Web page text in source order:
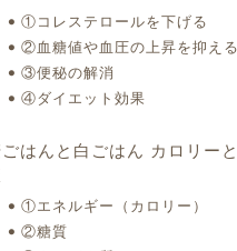
①コレステロールを下げる
②血糖値や血圧の上昇を抑える
③便秘の解消
④ダイエット効果
ごはんと白ごはん カロリー
①エネルギー（カロリー）
②糖質